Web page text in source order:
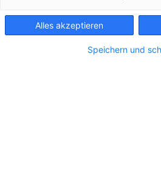
Alles akzeptieren
Speichern und